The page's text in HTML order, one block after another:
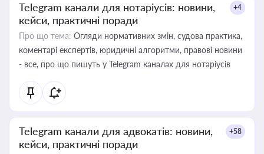
Telegram канали для нотаріусів: новини,
кейси, практичні поради
+4
Про що тема: Огляди нормативних змін, судова практика,
коментарі експертів, юридичні алгоритми, правові новини
- все, про що пишуть у Telegram каналах для нотаріусів
Telegram канали для адвокатів: новини,
кейси, практичні поради
+58